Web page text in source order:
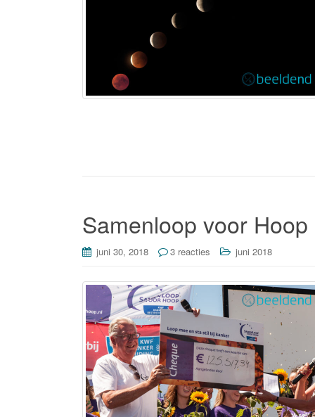
Samenloop voor
juni 30, 2018 3 reacties juni 2018